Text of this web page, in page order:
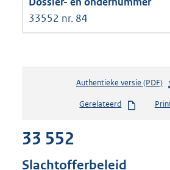
33552 nr. 84
Authentieke versie (PDF)b
s
Gerelateerd
33 552
Slachtofferbeleid